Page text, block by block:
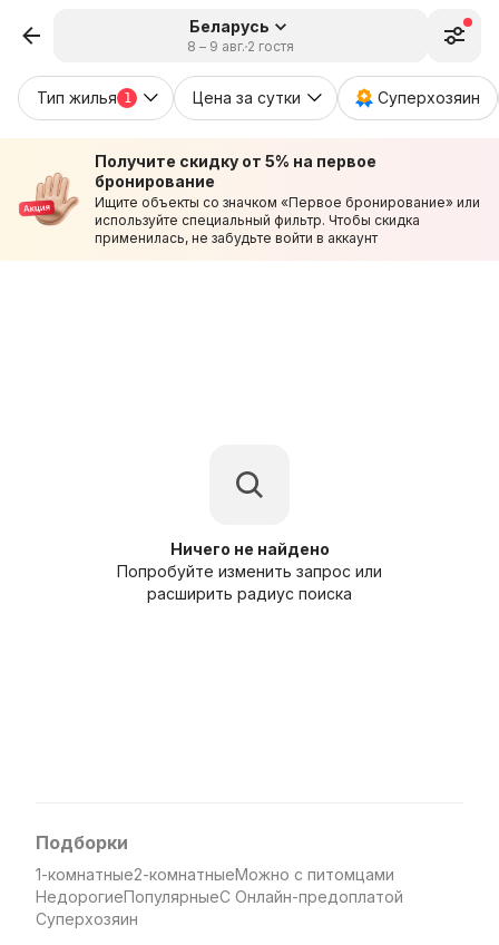
Беларусь
8 – 9 авг. 2 гостя
Тип жилья 1 Цена за сутки Суперхозяин
Получите скидку от 5% на первое
бронирование
Ищите объекты со значком «Первое бронирование» или
используйте специальный фильтр. Чтобы скидка
применилась, не забудьте войти в аккаунт
Ничего не найдено
Попробуйте изменить запрос или
расширить радиус поиска
Подборки
1-комнатные2-комнатныеМожно с питомцами
НедорогиеПопулярныеС Онлайн-предоплатой
Суперхозяин